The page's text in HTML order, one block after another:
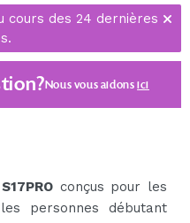
cours des 24 dernières
Nous vous aidonsici
S17PROconçus pour les
personnes débutant